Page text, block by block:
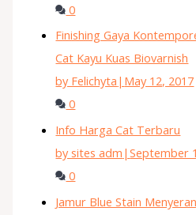
0
Finishing Gaya
Cat Kayu Kuas Biovarnish
by Felichyta | May 12, 2017
0
Info Harga Cat Terbaru
by sites adm |September
0
Jamur Blue Stain